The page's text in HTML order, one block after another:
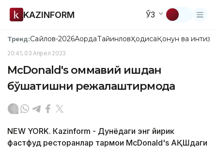
KAZINFORM ЎЗ
Тренд:Сайлов-2026АқордаТайинловҲодисаҚонун ва
20:41, 03 Апрел 2023
McDonald's оммавий ишдан
бўшатишни режалаштирмоқда
NEW YORK. Кazinform - Дунёдаги энг йирик
фастфуд ресторанлар тармоғи McDonald's АҚШдаги